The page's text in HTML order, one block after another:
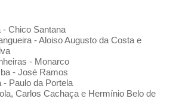
- Chico Santana
- Aloiso Augusto da Costa e
- Monarco
- José Ramos
- Paulo da Portela
Carlos Cachaça e Hermínio Belo de